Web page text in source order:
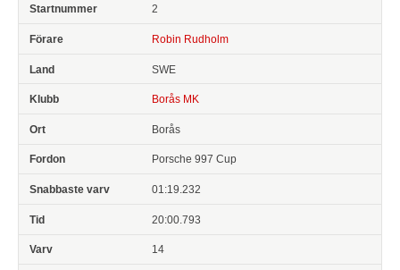
2
Robin Rudholm
SWE
Borås MK
Borås
Porsche 997 Cup
01:19.232
20:00.793
14